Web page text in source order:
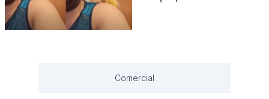
Comercial